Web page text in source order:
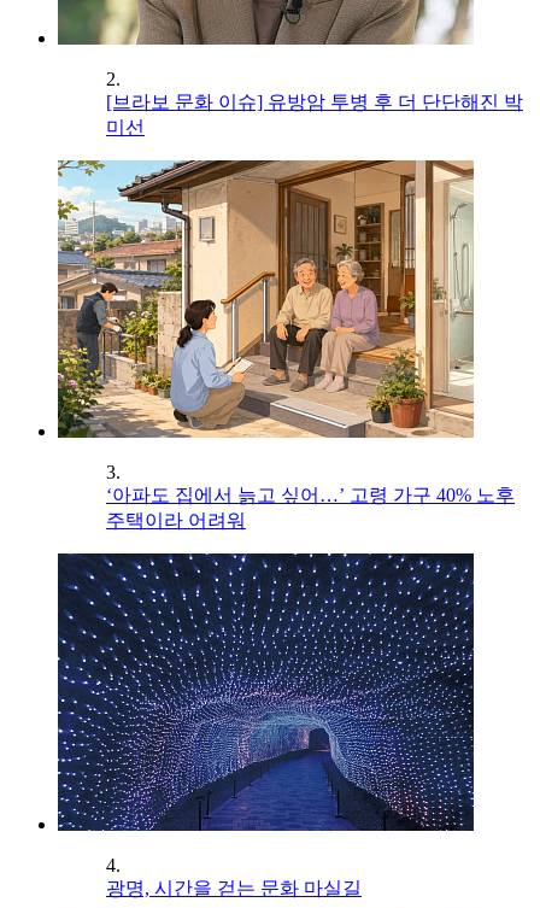
2.
[브라보 문화 이슈] 유방암 투병 후 더 단단해진 박
미선
3.
‘아파도 집에서 늙고 싶어…’ 고령 가구 40% 노후
주택이라 어려워
4.
광명, 시간을 걷는 문화 마실길